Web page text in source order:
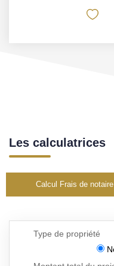
Les calculatrices
Calcul Frais de notaire